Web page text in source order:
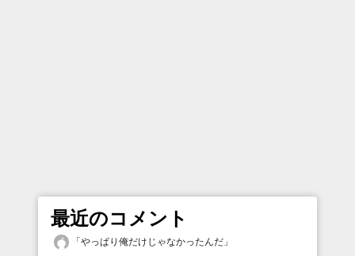
最近のコメント
「やっぱり俺だけじゃなかったんだ 」